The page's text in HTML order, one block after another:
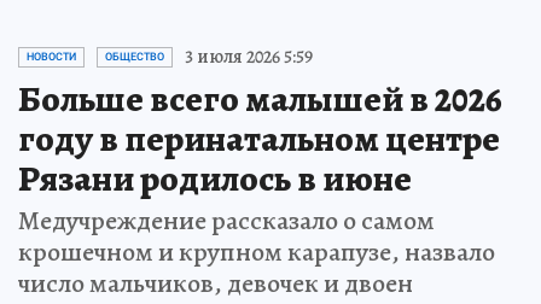
НОВОСТИ ОБЩЕСТВО 3 июля 2026 5:59
Больше всего малышей в 2026
году в перинатальном центре
Рязани родилось в июне
Медучреждение рассказало о самом
крошечном и крупном карапузе, назвало
число мальчиков, девочек и двоен